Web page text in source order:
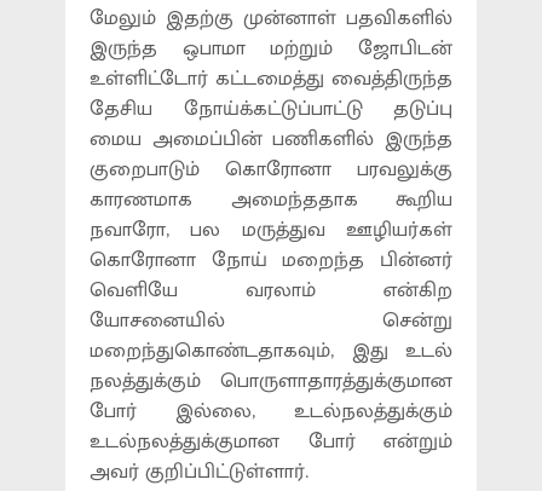
மேலும் இதற்கு முன்னாள் பதவிகளில்
இருந்த ஒபாமா மற்றும் ஜோபிடன்
உள்ளிட்டோர் கட்டமைத்து வைத்திருந்த
தேசிய நோய்க்கட்டுப்பாட்டு தடுப்பு
மைய அமைப்பின் பணிகளில் இருந்த
குறைபாடும் கொரோனா பரவலுக்கு
காரணமாக அமைந்ததாக கூறிய
நவாரோ, பல மருத்துவ ஊழியர்கள்
கொரோனா நோய் மறைந்த பின்னர்
வெளியே வரலாம் என்கிற
யோசனையில் சென்று
மறைந்துகொண்டதாகவும், இது உடல்
நலத்துக்கும் பொருளாதாரத்துக்குமான
போர் இல்லை, உடல்நலத்துக்கும்
உடல்நலத்துக்குமான போர் என்றும்
அவர் குறிப்பிட்டுள்ளார்.